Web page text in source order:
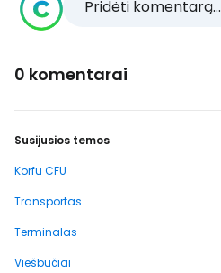
Pridėti komentarą...
0 komentarai
Susijusios temos
Korfu CFU
Transportas
Terminalas
Viešbučiai